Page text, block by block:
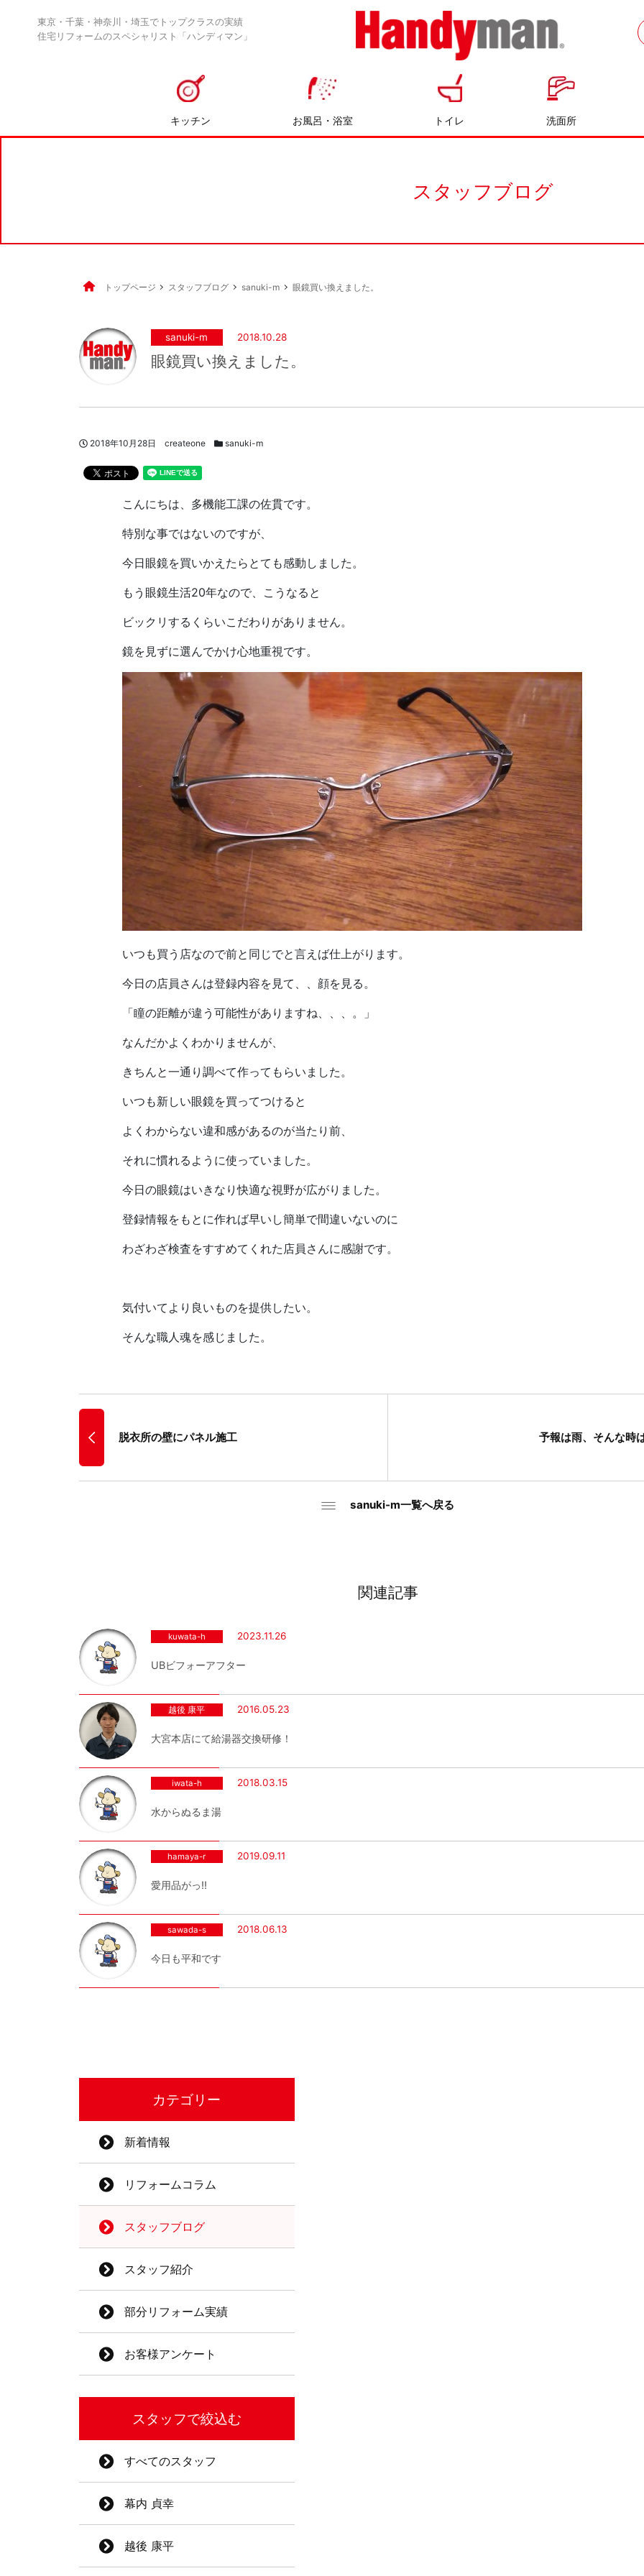
東京・千葉・神奈川・埼玉でトップクラスの実績
住宅リフォームのスペシャリスト「ハンディマン」
お風呂やキッチンのリフォームならハン
キッチン お風呂・浴室 トイレ 洗面所
スタッフブログ
トップページ スタッフブログ sanuki-m 眼鏡買い換えました。
sanuki-m 2018.10.28
眼鏡買い換えました。
投稿日
2018年10月28日 著者
createone スタッフブログカテゴリー
sanuki-m
こんにちは、多機能工課の佐貫です。
特別な事ではないのですが、
今日眼鏡を買いかえたらとても感動しました。
もう眼鏡生活20年なので、こうなると
ビックリするくらいこだわりがありません。
鏡を見ずに選んでかけ心地重視です。
いつも買う店なので前と同じでと言えば仕上がります。
今日の店員さんは登録内容を見て、、顔を見る。
「瞳の距離が違う可能性がありますね、、、。」
なんだかよくわかりませんが、
きちんと一通り調べて作ってもらいました。
いつも新しい眼鏡を買ってつけると
よくわからない違和感があるのが当たり前、
それに慣れるように使っていました。
今日の眼鏡はいきなり快適な視野が広がりました。
登録情報をもとに作れば早いし簡単で間違いないのに
わざわざ検査をすすめてくれた店員さんに感謝です。
気付いてより良いものを提供したい。
そんな職人魂を感じました。
脱衣所の壁にパネル施工 予報は雨、そんな時
sanuki-m一覧へ戻る
関連記事
kuwata-h 2023.11.26
UBビフォーアフター
越後 康平 2016.05.23
大宮本店にて給湯器交換研修！
iwata-h 2018.03.15
水からぬるま湯
hamaya-r 2019.09.11
愛用品がっ‼︎
sawada-s 2018.06.13
今日も平和です
カテゴリー
新着情報
リフォームコラム
スタッフブログ
スタッフ紹介
部分リフォーム実績
お客様アンケート
スタッフで絞込む
すべてのスタッフ
幕内 貞幸
越後 康平